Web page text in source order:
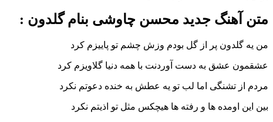
متن آهنگ جدید محسن چاوشی بنام گلدون :
من یه گلدون پر از گل بودم وزش چشم تو پاییزم کرد
عشقمون عشق به دست آوردنت با همه دنیا گلاویزم کرد
مردم از تشنگی اما لب تو یه عطش به خنده دعوتم نکرد
بین این اومده ها و رفته ها هیچکس مثل تو اذیتم نکرد